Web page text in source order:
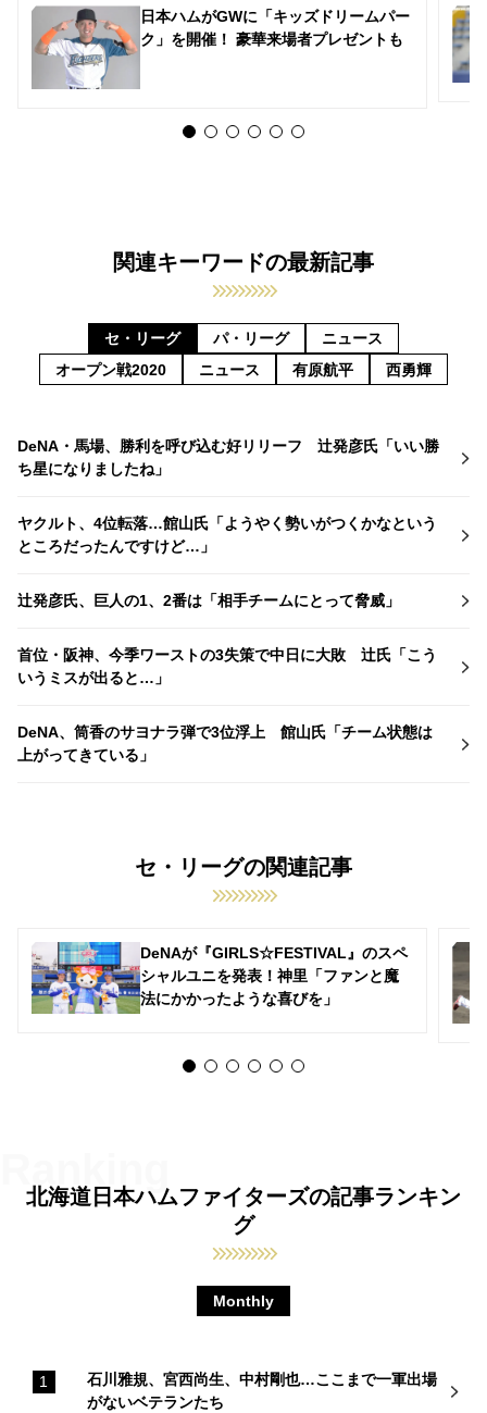
日本ハムがGWに「キッズドリームパー
ク」を開催！ 豪華来場者プレゼントも
関連キーワードの最新記事
セ・リーグ パ・リーグ
ニュース
オープン戦2020
ニュース 有原航平 西勇輝
DeNA・馬場、勝利を呼び込む好リリーフ 辻発彦氏「いい勝
ち星になりましたね」
ヤクルト、4位転落…館山氏「ようやく勢いがつくかなという
ところだったんですけど…」
辻発彦氏、巨人の1、2番は「相手チームにとって脅威」
首位・阪神、今季ワーストの3失策で中日に大敗 辻氏「こう
いうミスが出ると…」
DeNA、筒香のサヨナラ弾で3位浮上 館山氏「チーム状態は
上がってきている」
セ・リーグの関連記事
DeNAが『GIRLS☆FESTIVAL』のスペ
シャルユニを発表！神里「ファンと魔
法にかかったような喜びを」
北海道日本ハムファイターズの記事ランキン
グ
Monthly
石川雅規、宮西尚生、中村剛也…ここまで一軍出場
がないベテランたち